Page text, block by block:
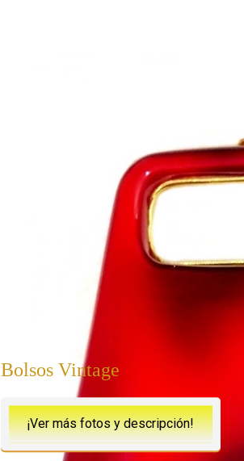
Bolsos Vintage
¡Ver más fotos y descripción!